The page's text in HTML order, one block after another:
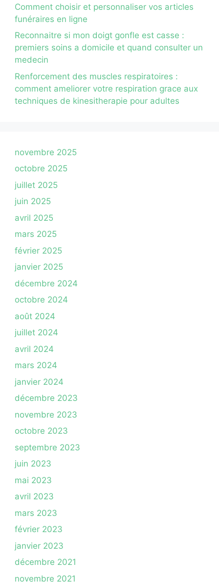
Comment choisir et personnaliser vos articles
funéraires en ligne
Reconnaitre si mon doigt gonfle est casse :
premiers soins a domicile et quand consulter un
medecin
Renforcement des muscles respiratoires :
comment ameliorer votre respiration grace aux
techniques de kinesitherapie pour adultes
novembre 2025
octobre 2025
juillet 2025
juin 2025
avril 2025
mars 2025
février 2025
janvier 2025
décembre 2024
octobre 2024
août 2024
juillet 2024
avril 2024
mars 2024
janvier 2024
décembre 2023
novembre 2023
octobre 2023
septembre 2023
juin 2023
mai 2023
avril 2023
mars 2023
février 2023
janvier 2023
décembre 2021
novembre 2021